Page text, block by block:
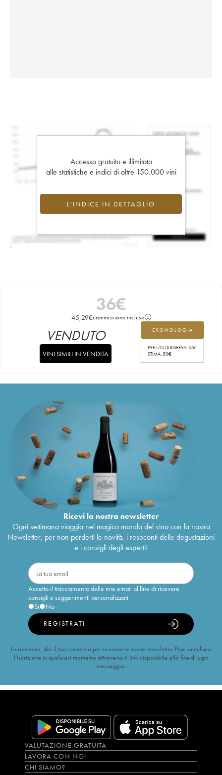
Accesso gratuito e illimitato
alle statistiche e indici di oltre 150.000 vini
L'INDICE IN DETTAGLIO
36€
45,29€commissione inclusa
CRONOLOGIA
PREZZO DI RISERVA:36€
STIMA:50€
VENDUTO
VINI SIMILI IN VENDITA
Ricevi la nostra newsletter
Ogni settimana viaggia nel magico mondo del vino con la nostra
Newsletter, per non perderti le novità, i resoconti delle degustazioni
e i consigli degli esperti!
Accetto il tracciamento delle mie email al fine di ricevere
consigli e suggerimenti personalizzati
Sì
No
REGISTRATI
Iscrivendoti, dai il tuo consenso per ricevere le nostre newsletter. Puoi annullare
l’iscrizione in qualsiasi momento attraverso il link disponibile alla fine di ogni
messaggio.
VALUTAZIONE GRATUITA
LAVORA CON NOI
CHI SIAMO?